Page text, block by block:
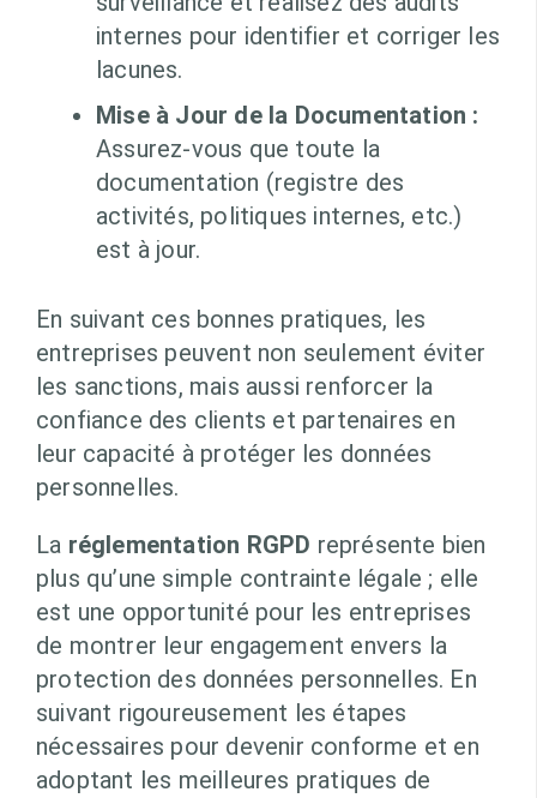
internes pour identifier et corriger les
lacunes.
Mise à Jour de la Documentation :
Assurez-vous que toute la
documentation (registre des
activités, politiques internes, etc.)
est à jour.
En suivant ces bonnes pratiques, les
entreprises peuvent non seulement éviter
les sanctions, mais aussi renforcer la
confiance des clients et partenaires en
leur capacité à protéger les données
personnelles.
La réglementation RGPD représente bien
plus qu’une simple contrainte légale ; elle
est une opportunité pour les entreprises
de montrer leur engagement envers la
protection des données personnelles. En
suivant rigoureusement les étapes
nécessaires pour devenir conforme et en
adoptant les meilleures pratiques de